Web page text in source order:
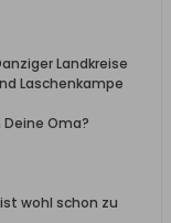
Landkreise
Laschenkampe
Oma?
wohl schon zu